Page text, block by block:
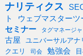
ナリティクス
ト
ウェブマスターツ
セミナー タグマネージャ
古屋
ユニバーサルアナ
クエリ
司会 勉強会